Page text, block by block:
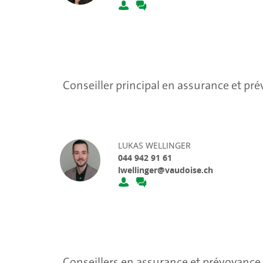
Conseiller principal en assurance et
LUKAS WELLINGER
044 942 91 61
lwellinger@vaudoise.ch